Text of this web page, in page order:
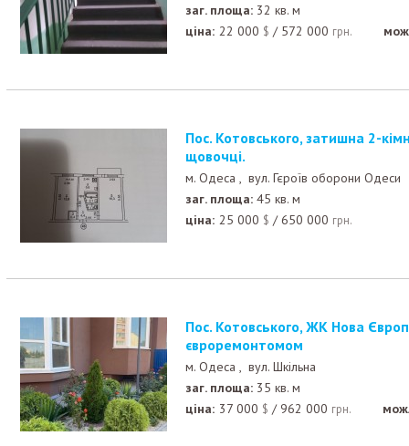
заг. площа: 32 кв. м
ціна: 22 000 $ / 572 000 грн.
Пос. Котовського, затишна 2-кімнатна квартира в хру
щовочці.
м. Одеса , вул. Гєроїв оборони Одеси
заг. площа: 45 кв. м
ціна: 25 000 $ /650 000 грн.
Пос. Котовського, ЖК Нова Європа, 1 кімн. квартира з
євроремонтомом
м. Одеса , вул. Шкiльна
заг. площа: 35 кв. м
ціна: 37 000 $ / 962 000 грн.